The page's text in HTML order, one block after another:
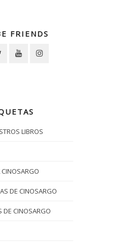
FRIENDS
LIBROS
DE CINOSARGO
DE CINOSARGO